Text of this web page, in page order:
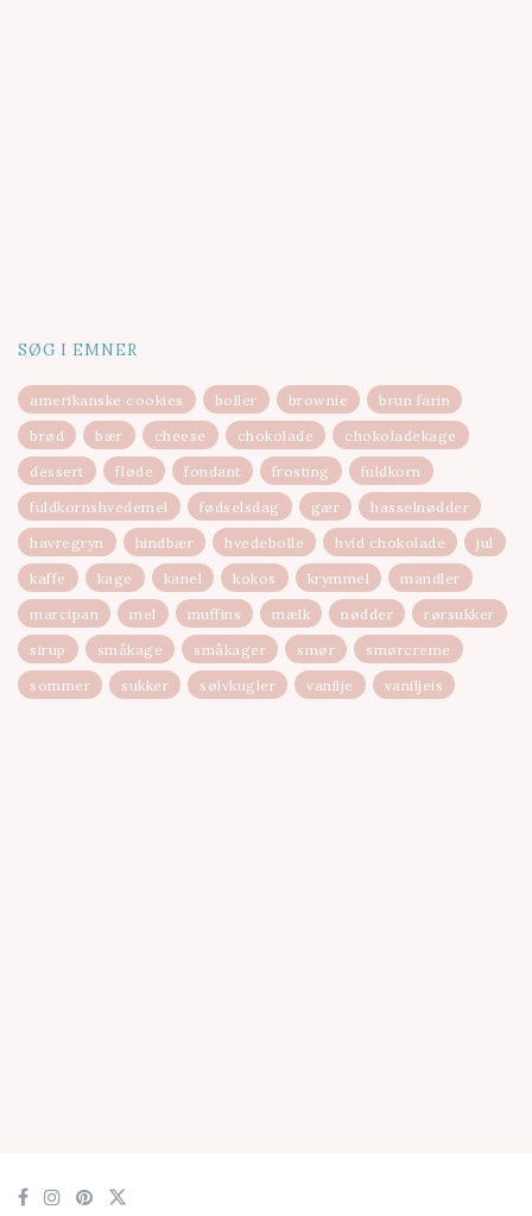
SØG I EMNER
amerikanske cookies boller brownie
brun farin
brød
bær cheese chokolade
chokoladekage
dessert
fløde fondant frosting
fuldkorn
fuldkornshvedemel
fødselsdag gær
hasselnødder
havregryn
hindbær hvedebolle hvid chokolade
jul
kaffe
kage kanel kokos krymmel
mandler
marcipan
mel muffins mælk nødder
rørsukker
sirup
småkage småkager smør
smørcreme
sommer
sukker sølvkugler vanilje vaniljeis